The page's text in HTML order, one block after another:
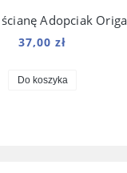
37,00 zł
Do koszyka